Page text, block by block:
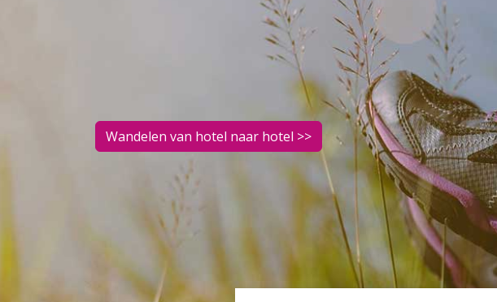
Wandelen van hotel naar hotel >>